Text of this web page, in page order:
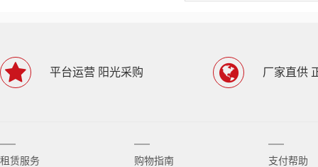
平台运营 阳光采购 厂家直供
租赁服务 购物指南 支付帮助